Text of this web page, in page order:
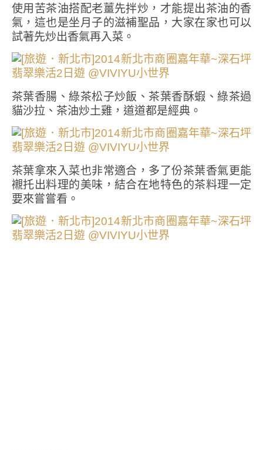
使用苦茶油搭配老薑先拌炒，才能提出茶油的香
氣，這也是坐月子的滋補聖品，大家在家也可以
試著先炒出香氣再入菜。
茶葉香腸、綠茶松子炒飯、茶葉香酥蝦、綠茶過
貓沙拉、茶油炒土雞，道道都是經典。
茶葉拿來入菜也非常適合，多了份茶葉香氣更能
襯托出料理的美味，結合在地特色的茶料理一定
要來嘗嘗看。